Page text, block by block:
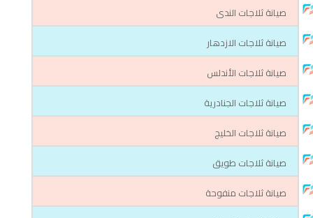
صيانة ثلاجات الندى
صيانة ثلاجات الازدهار
صيانة ثلاجات الأندلس
صيانة ثلاجات الجنادرية
صيانة ثلاجات الخليج
صيانة ثلاجات طويق
صيانة ثلاجات منفوحة